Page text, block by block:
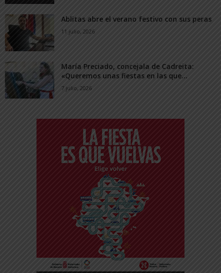
Ablitas abre el verano festivo con sus peras
11 julio, 2026
María Preciado, concejala de Cadreita:
«Queremos unas fiestas en las que...
7 julio, 2026